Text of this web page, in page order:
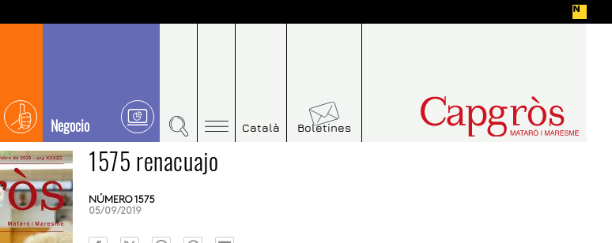
Negocio Català Boletines
1575 renacuajo
NÚMERO 1575
05/09/2019